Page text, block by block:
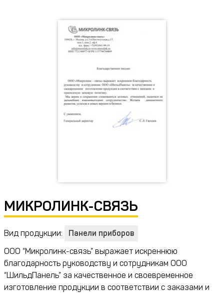
МИКРОЛИНК-СВЯЗЬ
Вид продукции:
Панели приборов
ООО “Микролинк-связь” выражает искреннюю
благодарность руководству и сотрудникам ООО
“ШильдПанель” за качественное и своевременное
изготовление продукции в соответствии с заказами и